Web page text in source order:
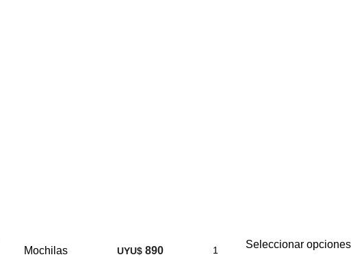
Mochilas UYU$ 890 Seleccionar opciones